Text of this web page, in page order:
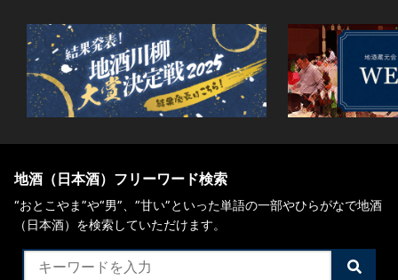
地酒（日本酒）フリーワード検索
“おとこやま”や“男”、”甘い”といった単語の一部やひらがなで地酒
（日本酒）を検索していただけます。
検